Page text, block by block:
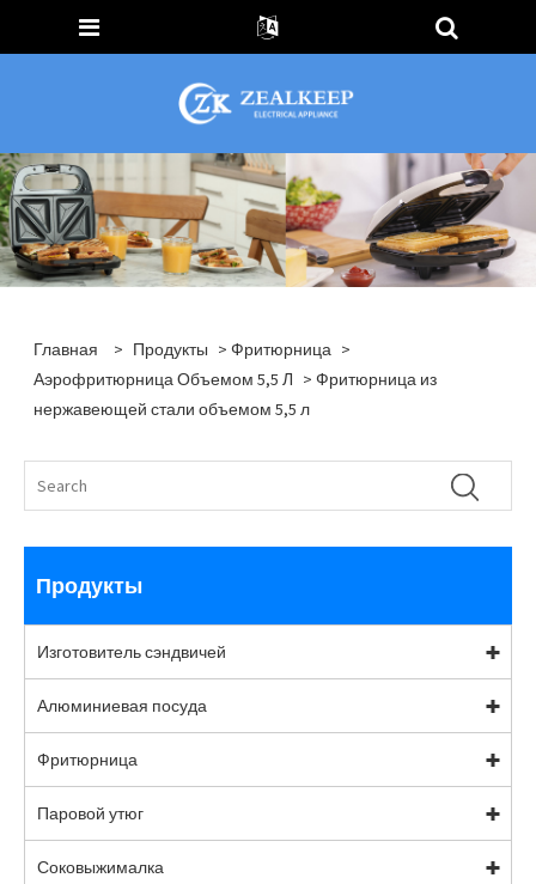
Главная > Продукты >Фритюрница >
Аэрофритюрница Объемом 5,5 Л > Фритюрница из
нержавеющей стали объемом 5,5 л
Продукты
Изготовитель сэндвичей
Алюминиевая посуда
Фритюрница
Паровой утюг
Соковыжималка